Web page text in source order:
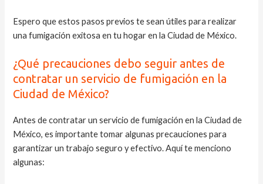
Espero que estos pasos previos te sean útiles para realizar
una fumigación exitosa en tu hogar en la Ciudad de México.
¿Qué precauciones debo seguir antes de
contratar un servicio de fumigación en la
Ciudad de México?
Antes de contratar un servicio de fumigación en la Ciudad de
México, es importante tomar algunas precauciones para
garantizar un trabajo seguro y efectivo. Aquí te menciono
algunas: